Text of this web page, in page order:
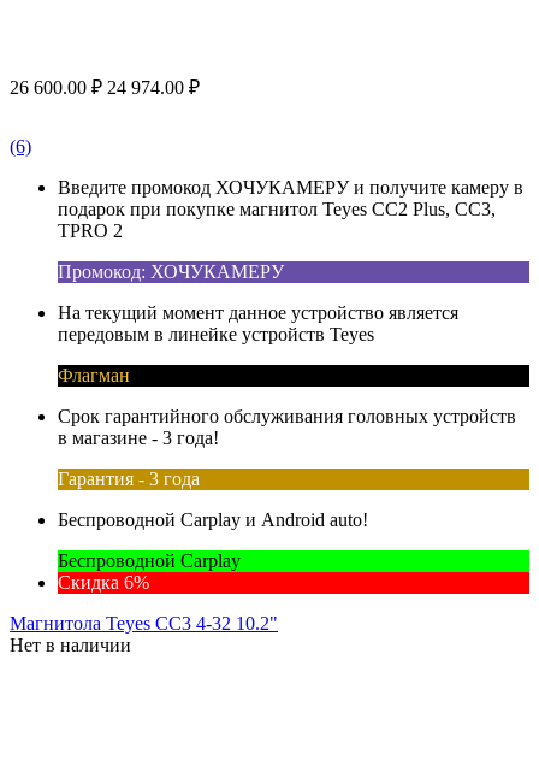
26 600.00 ₽ 24 974.00 ₽
(6)
Введите промокод ХОЧУКАМЕРУ и получите камеру в
подарок при покупке магнитол Teyes CC2 Plus, CC3,
TPRO 2
Промокод: ХОЧУКАМЕРУ
На текущий момент данное устройство является
передовым в линейке устройств Teyes
Флагман
Срок гарантийного обслуживания головных устройств
в магазине - 3 года!
Гарантия - 3 года
Беспроводной Carplay и Android auto!
Беспроводной Carplay
Скидка 6%
Магнитола Teyes CC3 4-32 10.2"
Нет в наличии